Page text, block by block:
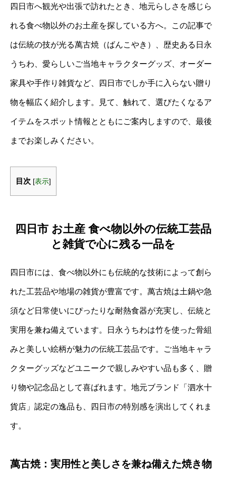
四日市へ観光や出張で訪れたとき、地元らしさを感じら
れる食べ物以外のお土産を探している方へ。この記事で
は伝統の技が光る萬古焼（ばんこやき）、歴史ある日永
うちわ、愛らしいご当地キャラクターグッズ、オーダー
家具や手作り雑貨など、四日市でしか手に入らない贈り
物を幅広く紹介します。見て、触れて、選びたくなるア
イテムをスポット情報とともにご案内しますので、最後
までお楽しみください。
目次 [表示]
四日市 お土産 食べ物以外の伝統工芸品
と雑貨で心に残る一品を
四日市には、食べ物以外にも伝統的な技術によって創ら
れた工芸品や地場の雑貨が豊富です。萬古焼は土鍋や急
須など日常使いにぴったりな耐熱食器が充実し、伝統と
実用を兼ね備えています。日永うちわは竹を使った骨組
みと美しい絵柄が魅力の伝統工芸品です。ご当地キャラ
クターグッズなどユニークで親しみやすい品も多く、贈
り物や記念品として喜ばれます。地元ブランド「泗水十
貨店」認定の逸品も、四日市の特別感を演出してくれま
す。
萬古焼：実用性と美しさを兼ね備えた焼き物